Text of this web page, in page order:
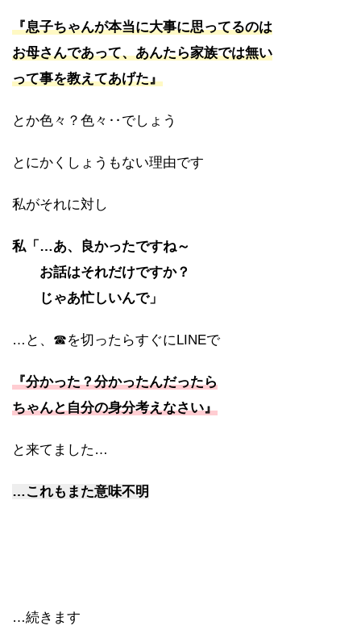
『息子ちゃんが本当に大事に思ってるのは
お母さんであって、あんたら家族では無い
って事を教えてあげた』
とか色々？色々‥でしょう
とにかくしょうもない理由です
私がそれに対し
私「…あ、良かったですね～
お話はそれだけですか？
じゃあ忙しいんで」
…と、☎を切ったらすぐにLINEで
『分かった？分かったんだったら
ちゃんと自分の身分考えなさい』
と来てました…
…これもまた意味不明
…続きます